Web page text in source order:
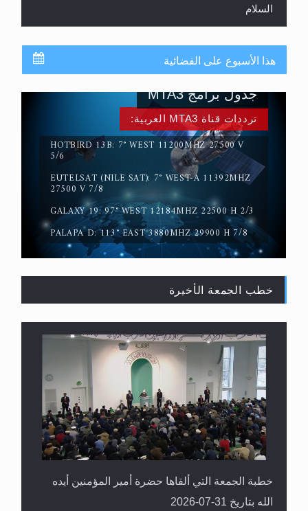
السلام
حقيقة المسيح الدجال
القرآن قاضٍ وحكمٌ على السنة ومهيمنٌ عليها.. ليس
العكس
هذا الأسبوع على الفضائية
ترددات قناة MTA3 العربية:
HOTBIRD 13B: 7° WEST 11200MHZ 27500 V
5/6
EUTELSAT (NILE SAT): 7° WEST-A 11392MHZ
27500 V 7/8
GALAXY 19: 97° WEST 12184MHZ 22500 H 2/3
PALAPA D: 113° EAST 3880MHZ 29900 H 7/8
جدول برامج MTA3
خطب الجمعة الأخيرة
خطبة الجمعة التي ألقاها حضرة أمير المؤمنين أيده
الله بتاريخ 31-07-2026